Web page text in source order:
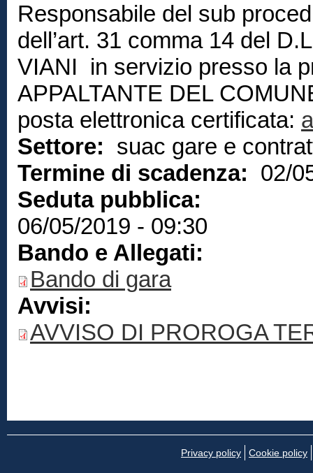
Responsabile del sub
dell’art. 31 comma 14 del
VIANI in servizio presso la
APPALTANTE DEL
posta elettronica certificata:
Settore: suac gare e
Termine di scadenza: 02/
Seduta pubblica:
06/05/2019 - 09:30
Bando e Allegati:
Bando di gara
Avvisi:
AVVISO DI PROROGA
Privacy policy Cookie policy